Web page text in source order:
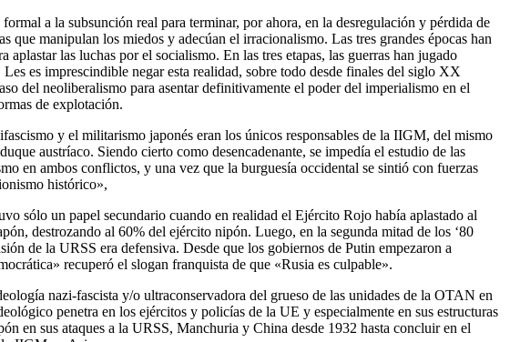
a la subsunción real para terminar, por ahora, en la desregulación y pérdida de
manipulan los miedos y adecúan el irracionalismo. Las tres grandes épocas han
las luchas por el socialismo. En las tres etapas, las guerras han jugado
es imprescindible negar esta realidad, sobre todo desde finales del siglo XX
del neoliberalismo para asentar definitivamente el poder del imperialismo en el
de explotación.
y el militarismo japonés eran los únicos responsables de la IIGM, del mismo
austríaco. Siendo cierto como desencadenante, se impedía el estudio de las
en ambos conflictos, y una vez que la burguesía occidental se sintió con fuerzas
histórico»,
sólo un papel secundario cuando en realidad el Ejército Rojo había aplastado al
destrozando al 60% del ejército nipón. Luego, en la segunda mitad de los ‘80
de la URSS era defensiva. Desde que los gobiernos de Putin empezaron a
recuperó el slogan franquista de que «Rusia es culpable».
nazi-fascista y/o ultraconservadora del grueso de las unidades de la OTAN en
penetra en los ejércitos y policías de la UE y especialmente en sus estructuras
en sus ataques a la URSS, Manchuria y China desde 1932 hasta concluir en el